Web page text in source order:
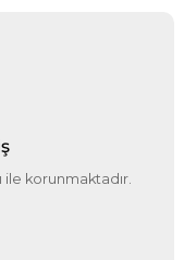
ile korunmaktadır.